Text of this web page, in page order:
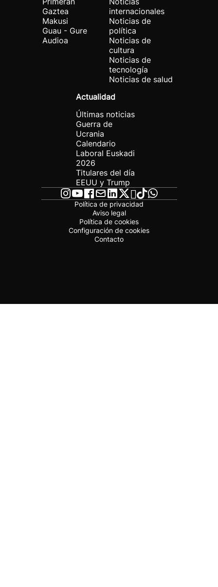
Gaztea
Makusi
Guau - Gure
Audioa
internacionales
Noticias de
política
Noticias de
cultura
Noticias de
tecnología
Noticias de salud
Actualidad
Últimas noticias
Guerra de
Ucrania
Calendario
Laboral Euskadi
2026
Titulares del día
EEUU y Trump
Política de privacidad
Aviso legal
Política de cookies
Configuración de cookies
Contacto